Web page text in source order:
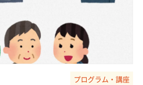
プログラム・講座